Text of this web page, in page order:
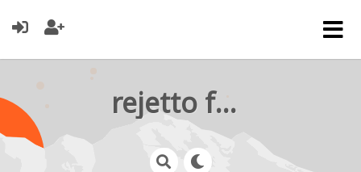
rejetto forum